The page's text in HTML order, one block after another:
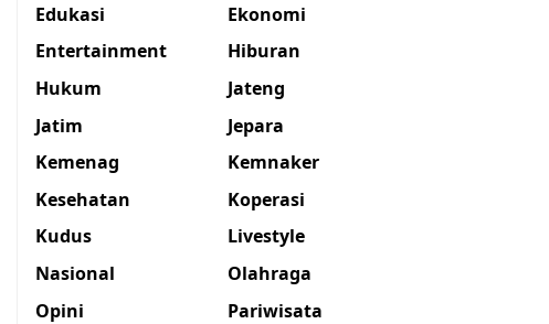
Edukasi
Ekonomi
Entertainment
Hiburan
Hukum
Jateng
Jatim
Jepara
Kemenag
Kemnaker
Kesehatan
Koperasi
Kudus
Livestyle
Nasional
Olahraga
Opini
Pariwisata